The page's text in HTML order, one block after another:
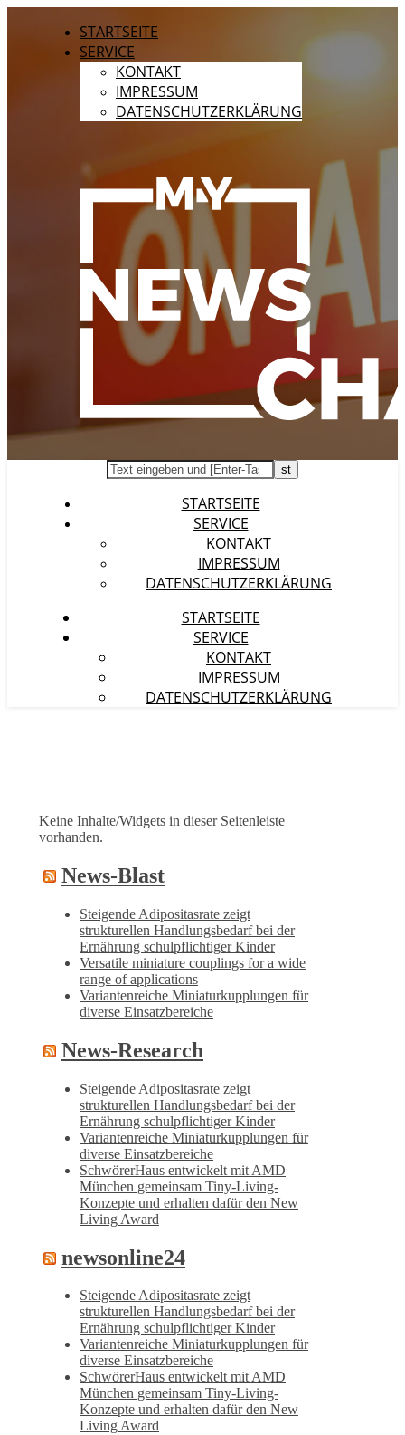
STARTSEITE
SERVICE
KONTAKT
IMPRESSUM
DATENSCHUTZERKLÄRUNG
STARTSEITE
SERVICE
KONTAKT
IMPRESSUM
DATENSCHUTZERKLÄRUNG
STARTSEITE
SERVICE
KONTAKT
IMPRESSUM
DATENSCHUTZERKLÄRUNG
Keine Inhalte/Widgets in dieser Seitenleiste
vorhanden.
News-Blast
Steigende Adipositasrate zeigt
strukturellen Handlungsbedarf bei der
Ernährung schulpflichtiger Kinder
Versatile miniature couplings for a wide
range of applications
Variantenreiche Miniaturkupplungen für
diverse Einsatzbereiche
News-Research
Steigende Adipositasrate zeigt
strukturellen Handlungsbedarf bei der
Ernährung schulpflichtiger Kinder
Variantenreiche Miniaturkupplungen für
diverse Einsatzbereiche
SchwörerHaus entwickelt mit AMD
München gemeinsam Tiny-Living-
Konzepte und erhalten dafür den New
Living Award
newsonline24
Steigende Adipositasrate zeigt
strukturellen Handlungsbedarf bei der
Ernährung schulpflichtiger Kinder
Variantenreiche Miniaturkupplungen für
diverse Einsatzbereiche
SchwörerHaus entwickelt mit AMD
München gemeinsam Tiny-Living-
Konzepte und erhalten dafür den New
Living Award